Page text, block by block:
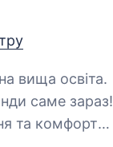
вища освіта.
саме зараз!
та комфортно